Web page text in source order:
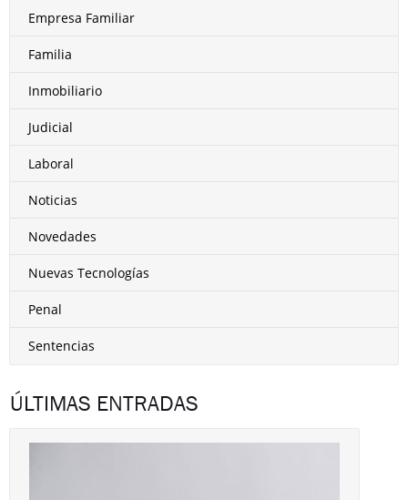
Empresa Familiar
Familia
Inmobiliario
Judicial
Laboral
Noticias
Novedades
Nuevas Tecnologías
Penal
Sentencias
ÚLTIMAS ENTRADAS